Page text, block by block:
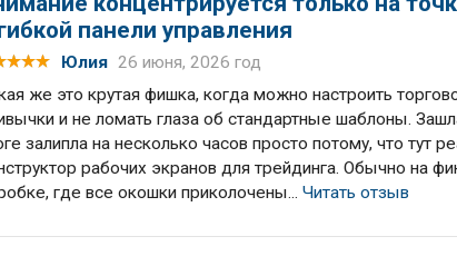
панели управления
Юлия 26 июня, 2026 год
же это крутая фишка, когда можно настроить
и не ломать глаза об стандартные шаблоны.
залипла на несколько часов просто потому, что тут
рабочих экранов для трейдинга. Обычно на
где все окошки приколочены...Читать отзыв